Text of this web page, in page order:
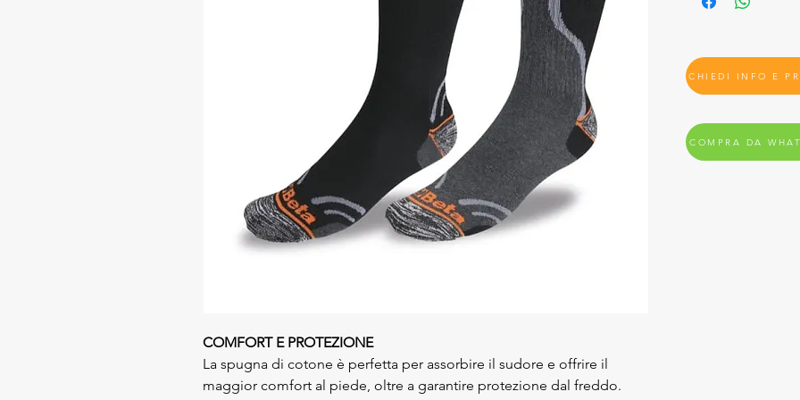
COMFORT E PROTEZIONE
La spugna di cotone è perfetta per assorbire il sudore e offrire il
maggior comfort al piede, oltre a garantire protezione dal freddo.
CHIEDI INFO E
COMPRA DA